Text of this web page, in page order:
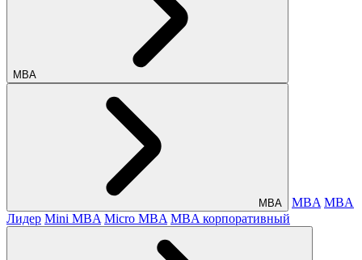
МВА
МВА MBA MBA
Лидер Mini MBA Micro MBA MBA корпоративный